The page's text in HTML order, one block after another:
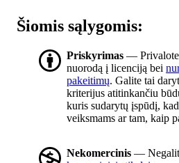
Šiomis sąlygomis:
Priskyrimas —
nuorodą į licenciją bei
pakeitimų. Galite tai
kriterijus atitinkančiu
kuris sudarytų įspūdį,
veiksmams ar tam, kaip
Nekomercinis —